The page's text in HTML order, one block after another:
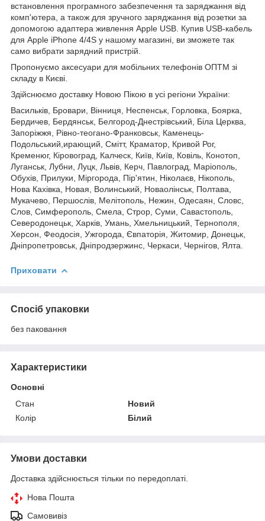
встановлення програмного забезпечення та заряджання від
комп'ютера, а також для зручного заряджання від розетки за
допомогою адаптера живлення Apple USB. Купив USB-кабель
для Apple iPhone 4/4S у нашому магазині, ви зможете так
само вибрати зарядний пристрій.
Пропонуємо аксесуари для мобільних телефонів ОПТМ зі
складу в Києві.
Здійснюємо доставку Новою Пікою в усі регіони України:
Васильків, Бровари, Вінниця, Неспенськ, Горловка, Боярка,
Бердичев, Бердянськ, Белгород-Днестрівський, Біла Церква,
Запоріжжя, Рівно-теогано-Франковськ, Каменець-
Подольський,ирающий, Смітт, Краматор, Кривой Рог,
Кременюг, Кіровоград, Калческ, Київ, Київ, Ковіль, Конотоп,
Луганськ, Лубни, Луцк, Львів, Керч, Павлоград, Маріополь,
Обухів, Прилуки, Міргорода, Пір'ятин, Ніколаєв, Нікополь,
Нова Кахівка, Новая, Волинський, Новаолінськ, Полтава,
Мукачево, Першослів, Мелітополь, Нежин, Одесаян, Словс,
Слов, Симферополь, Смела, Строр, Суми, Савастополь,
Северодонецьк, Харків, Умань, Хмельницький, Тернополя,
Херсон, Феодосія, Ужгорода, Євпаторія, Житомир, Донецьк,
Дніпропетровськ, Дніпродзержинс, Черкаси, Чернігов, Ялта.
Приховати
Спосіб упаковки
без паковання
Характеристики
Основні
Стан
Новий
Колір
Білий
Умови доставки
Доставка здійснюється тільки по передоплаті.
Нова Пошта
Самовивіз